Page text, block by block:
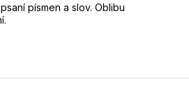
písmen a slov. Oblibu